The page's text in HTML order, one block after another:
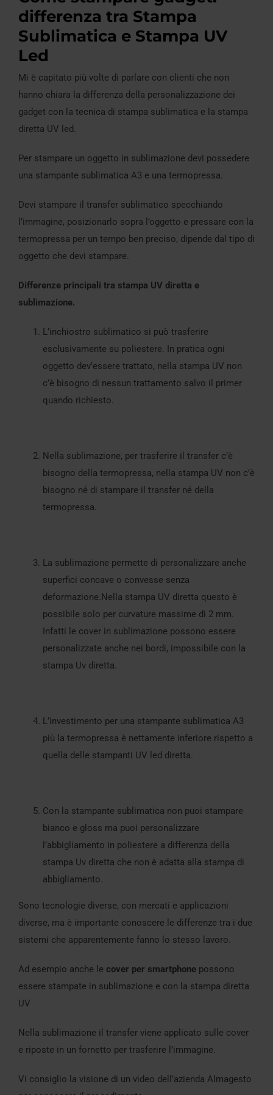
differenza tra Stampa
Sublimatica e Stampa UV
Led
Mi è capitato più volte di parlare con clienti che non
hanno chiara la differenza della personalizzazione dei
gadget con la tecnica di stampa sublimatica e la stampa
diretta UV led.
Per stampare un oggetto in sublimazione devi possedere
una stampante sublimatica A3 e una termopressa.
Devi stampare il transfer sublimatico specchiando
l’immagine, posizionarlo sopra l’oggetto e pressare con la
termopressa per un tempo ben preciso, dipende dal tipo di
oggetto che devi stampare.
Differenze principali tra stampa UV diretta e
sublimazione.
L’inchiostro sublimatico si può trasferire
esclusivamente su poliestere. In pratica ogni
oggetto dev’essere trattato, nella stampa UV non
c’è bisogno di nessun trattamento salvo il primer
quando richiesto.
Nella sublimazione, per trasferire il transfer c’è
bisogno della termopressa, nella stampa UV non c’è
bisogno né di stampare il transfer né della
termopressa.
La sublimazione permette di personalizzare anche
superfici concave o convesse senza
deformazione.Nella stampa UV diretta questo è
possibile solo per curvature massime di 2 mm.
Infatti le cover in sublimazione possono essere
personalizzate anche nei bordi, impossibile con la
stampa Uv diretta.
L’investimento per una stampante sublimatica A3
più la termopressa è nettamente inferiore rispetto a
quella delle stampanti UV led diretta.
Con la stampante sublimatica non puoi stampare
bianco e gloss ma puoi personalizzare
l’abbigliamento in poliestere a differenza della
stampa Uv diretta che non è adatta alla stampa di
abbigliamento.
Sono tecnologie diverse, con mercati e applicazioni
diverse, ma è importante conoscere le differenze tra i due
sistemi che apparentemente fanno lo stesso lavoro.
Ad esempio anche le cover per smartphone possono
essere stampate in sublimazione e con la stampa diretta
UV
Nella sublimazione il transfer viene applicato sulle cover
e riposte in un fornetto per trasferire l’immagine.
Vi consiglio la visione di un video dell’azienda Almagesto